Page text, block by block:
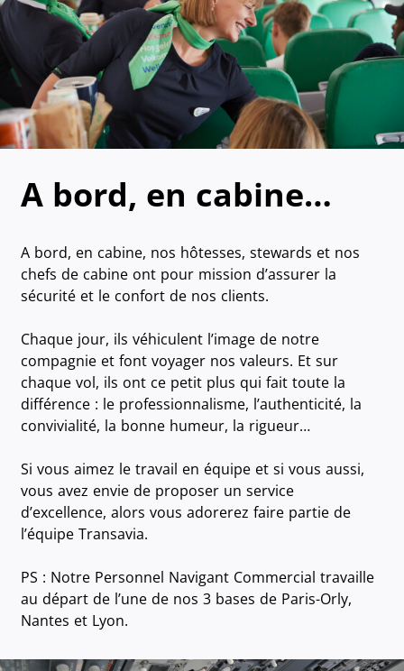
A bord, en cabine…
A bord, en cabine, nos hôtesses, stewards et nos
chefs de cabine ont pour mission d’assurer la
sécurité et le confort de nos clients.
Chaque jour, ils véhiculent l’image de notre
compagnie et font voyager nos valeurs. Et sur
chaque vol, ils ont ce petit plus qui fait toute la
différence : le professionnalisme, l’authenticité, la
convivialité, la bonne humeur, la rigueur…
Si vous aimez le travail en équipe et si vous aussi,
vous avez envie de proposer un service
d’excellence, alors vous adorerez faire partie de
l’équipe Transavia.
PS : Notre Personnel Navigant Commercial travaille
au départ de l’une de nos 3 bases de Paris-Orly,
Nantes et Lyon.